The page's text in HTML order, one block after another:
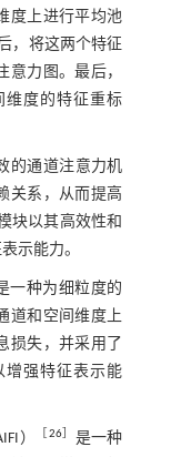
度上进行平均池
，将这两个特征
意力图。最后，
维度的特征重标
的通道注意力机
关系，从而提高
块以其高效性和
示能力。
一种为细粒度的
道和空间维度上
损失，并采用了
增强特征表示能
） 26］ 是一种